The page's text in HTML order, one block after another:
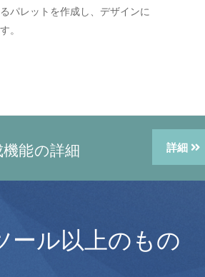
パレットを作成し、デザインに
。
能の詳細 詳細
ール以上のもの